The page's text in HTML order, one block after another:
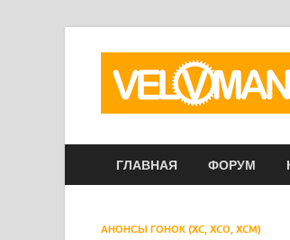
ГЛАВНАЯ ФОРУМ
АНОНСЫ ГОНОК (XC, XCO, XCM)